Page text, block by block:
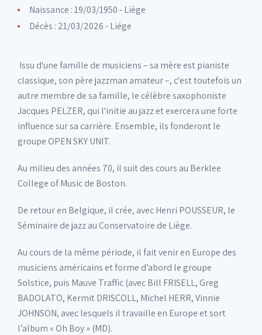
Naissance : 19/03/1950 - Liège
Décès : 21/03/2026 - Liége
Issu d'une famille de musiciens – sa mère est pianiste
classique, son père jazzman amateur –, c'est toutefois un
autre membre de sa famille, le célèbre saxophoniste
Jacques PELZER, qui l'initie au jazz et exercera une forte
influence sur sa carrière. Ensemble, ils fonderont le
groupe OPEN SKY UNIT.
Au milieu des années 70, il suit des cours au Berklee
College of Music de Boston.
De retour en Belgique, il crée, avec Henri POUSSEUR, le
Séminaire de jazz au Conservatoire de Liège.
Au cours de la même période, il fait venir en Europe des
musiciens américains et forme d’abord le groupe
Solstice, puis Mauve Traffic (avec Bill FRISELL, Greg
BADOLATO, Kermit DRISCOLL, Michel HERR, Vinnie
JOHNSON, avec lesquels il travaille en Europe et sort
l’album « Oh Boy » (MD).